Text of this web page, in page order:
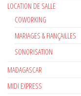
LOCATION DE SALLE
COWORKING
MARIAGES & FIANÇAILLES
SONORISATION
MADAGASCAR
MIDI EXPRESS